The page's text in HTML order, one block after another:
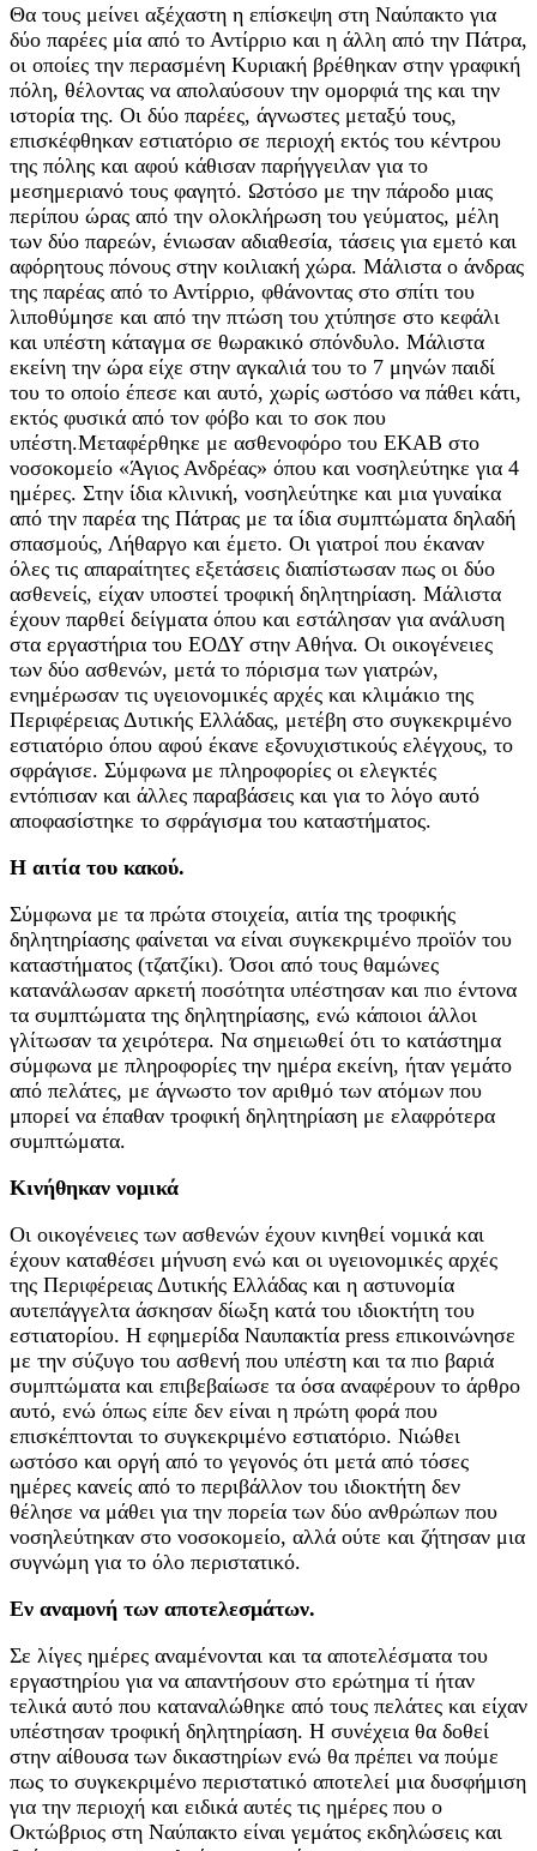
Θα τους μείνει αξέχαστη η επίσκεψη στη Ναύπακτο για
δύο παρέες μία από το Αντίρριο και η άλλη από την Πάτρα,
οι οποίες την περασμένη Κυριακή βρέθηκαν στην γραφική
πόλη, θέλοντας να απολαύσουν την ομορφιά της και την
ιστορία της. Οι δύο παρέες, άγνωστες μεταξύ τους,
επισκέφθηκαν εστιατόριο σε περιοχή εκτός του κέντρου
της πόλης και αφού κάθισαν παρήγγειλαν για το
μεσημεριανό τους φαγητό. Ωστόσο με την πάροδο μιας
περίπου ώρας από την ολοκλήρωση του γεύματος, μέλη
των δύο παρεών, ένιωσαν αδιαθεσία, τάσεις για εμετό και
αφόρητους πόνους στην κοιλιακή χώρα. Μάλιστα ο άνδρας
της παρέας από το Αντίρριο, φθάνοντας στο σπίτι του
λιποθύμησε και από την πτώση του χτύπησε στο κεφάλι
και υπέστη κάταγμα σε θωρακικό σπόνδυλο. Μάλιστα
εκείνη την ώρα είχε στην αγκαλιά του το 7 μηνών παιδί
του το οποίο έπεσε και αυτό, χωρίς ωστόσο να πάθει κάτι,
εκτός φυσικά από τον φόβο και το σοκ που
υπέστη.Μεταφέρθηκε με ασθενοφόρο του ΕΚΑΒ στο
νοσοκομείο «Άγιος Ανδρέας» όπου και νοσηλεύτηκε για 4
ημέρες. Στην ίδια κλινική, νοσηλεύτηκε και μια γυναίκα
από την παρέα της Πάτρας με τα ίδια συμπτώματα δηλαδή
σπασμούς, Λήθαργο και έμετο. Οι γιατροί που έκαναν
όλες τις απαραίτητες εξετάσεις διαπίστωσαν πως οι δύο
ασθενείς, είχαν υποστεί τροφική δηλητηρίαση. Μάλιστα
έχουν παρθεί δείγματα όπου και εστάλησαν για ανάλυση
στα εργαστήρια του ΕΟΔΥ στην Αθήνα. Οι οικογένειες
των δύο ασθενών, μετά το πόρισμα των γιατρών,
ενημέρωσαν τις υγειονομικές αρχές και κλιμάκιο της
Περιφέρειας Δυτικής Ελλάδας, μετέβη στο συγκεκριμένο
εστιατόριο όπου αφού έκανε εξονυχιστικούς ελέγχους, το
σφράγισε. Σύμφωνα με πληροφορίες οι ελεγκτές
εντόπισαν και άλλες παραβάσεις και για το λόγο αυτό
αποφασίστηκε το σφράγισμα του καταστήματος.
Η αιτία του κακού.
Σύμφωνα με τα πρώτα στοιχεία, αιτία της τροφικής
δηλητηρίασης φαίνεται να είναι συγκεκριμένο προϊόν του
καταστήματος (τζατζίκι). Όσοι από τους θαμώνες
κατανάλωσαν αρκετή ποσότητα υπέστησαν και πιο έντονα
τα συμπτώματα της δηλητηρίασης, ενώ κάποιοι άλλοι
γλίτωσαν τα χειρότερα. Να σημειωθεί ότι το κατάστημα
σύμφωνα με πληροφορίες την ημέρα εκείνη, ήταν γεμάτο
από πελάτες, με άγνωστο τον αριθμό των ατόμων που
μπορεί να έπαθαν τροφική δηλητηρίαση με ελαφρότερα
συμπτώματα.
Κινήθηκαν νομικά
Οι οικογένειες των ασθενών έχουν κινηθεί νομικά και
έχουν καταθέσει μήνυση ενώ και οι υγειονομικές αρχές
της Περιφέρειας Δυτικής Ελλάδας και η αστυνομία
αυτεπάγγελτα άσκησαν δίωξη κατά του ιδιοκτήτη του
εστιατορίου. Η εφημερίδα Ναυπακτία press επικοινώνησε
με την σύζυγο του ασθενή που υπέστη και τα πιο βαριά
συμπτώματα και επιβεβαίωσε τα όσα αναφέρουν το άρθρο
αυτό, ενώ όπως είπε δεν είναι η πρώτη φορά που
επισκέπτονται το συγκεκριμένο εστιατόριο. Νιώθει
ωστόσο και οργή από το γεγονός ότι μετά από τόσες
ημέρες κανείς από το περιβάλλον του ιδιοκτήτη δεν
θέλησε να μάθει για την πορεία των δύο ανθρώπων που
νοσηλεύτηκαν στο νοσοκομείο, αλλά ούτε και ζήτησαν μια
συγνώμη για το όλο περιστατικό.
Εν αναμονή των αποτελεσμάτων.
Σε λίγες ημέρες αναμένονται και τα αποτελέσματα του
εργαστηρίου για να απαντήσουν στο ερώτημα τί ήταν
τελικά αυτό που καταναλώθηκε από τους πελάτες και είχαν
υπέστησαν τροφική δηλητηρίαση. Η συνέχεια θα δοθεί
στην αίθουσα των δικαστηρίων ενώ θα πρέπει να πούμε
πως το συγκεκριμένο περιστατικό αποτελεί μια δυσφήμιση
για την περιοχή και ειδικά αυτές τις ημέρες που ο
Οκτώβριος στη Ναύπακτο είναι γεμάτος εκδηλώσεις και